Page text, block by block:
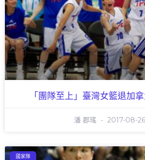
「團隊至上」臺灣女籃退加
潘 郡瑤 2017-08-26
國家隊